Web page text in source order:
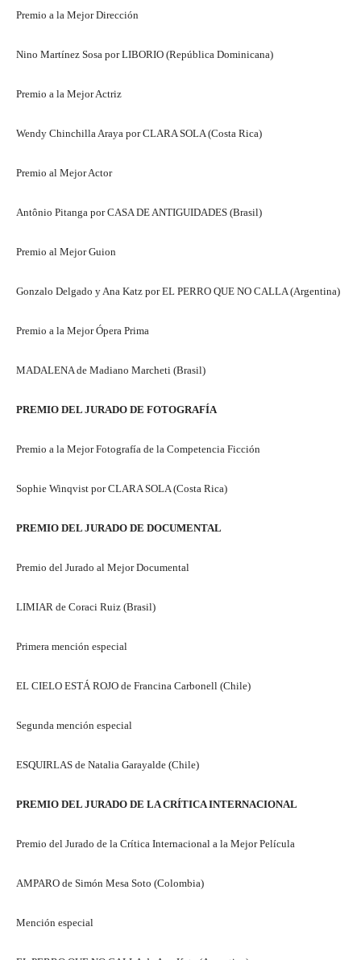
Premio a la Mejor Dirección
Nino Martínez Sosa por LIBORIO (República Dominicana)
Premio a la Mejor Actriz
Wendy Chinchilla Araya por CLARA SOLA (Costa Rica)
Premio al Mejor Actor
Antônio Pitanga por CASA DE ANTIGUIDADES (Brasil)
Premio al Mejor Guion
Gonzalo Delgado y Ana Katz por EL PERRO QUE NO CALLA (Argentina)
Premio a la Mejor Ópera Prima
MADALENA de Madiano Marcheti (Brasil)
PREMIO DEL JURADO DE FOTOGRAFÍA
Premio a la Mejor Fotografía de la Competencia Ficción
Sophie Winqvist por CLARA SOLA (Costa Rica)
PREMIO DEL JURADO DE DOCUMENTAL
Premio del Jurado al Mejor Documental
LIMIAR de Coraci Ruiz (Brasil)
Primera mención especial
EL CIELO ESTÁ ROJO de Francina Carbonell (Chile)
Segunda mención especial
ESQUIRLAS de Natalia Garayalde (Chile)
PREMIO DEL JURADO DE LA CRÍTICA INTERNACIONAL
Premio del Jurado de la Crítica Internacional a la Mejor Película
AMPARO de Simón Mesa Soto (Colombia)
Mención especial